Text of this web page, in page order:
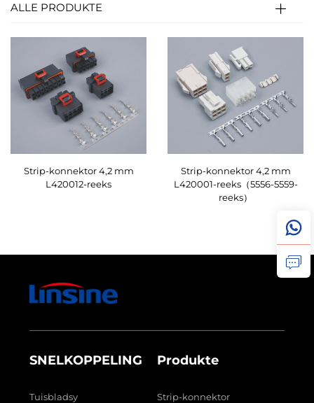
ALLE PRODUKTE
Strip-konnektor 4,2 mm
L420012-reeks
Strip-konnektor 4,2 mm
L420001-reeks（5556-5559-
reeks）
SNELKOPPELING
Tuisbladsy
Produkte
Strip-konnektor